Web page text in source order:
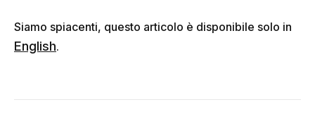
Siamo spiacenti, questo articolo è disponibile solo in
English.